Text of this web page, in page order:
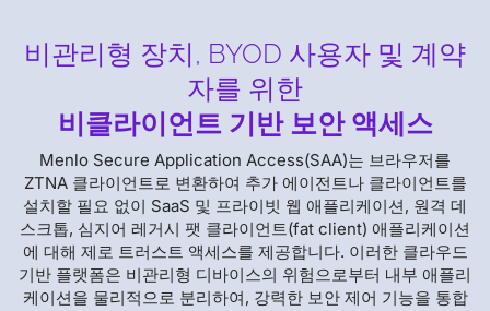
비관리형 장치, BYOD 사용자 및 계약
자를 위한
비클라이언트 기반 보안 액세스
Menlo Secure Application Access(SAA)는 브라우저를
ZTNA 클라이언트로 변환하여 추가 에이전트나 클라이언트를
설치할 필요 없이 SaaS 및 프라이빗 웹 애플리케이션, 원격 데
스크톱, 심지어 레거시 팻 클라이언트(fat client) 애플리케이션
에 대해 제로 트러스트 액세스를 제공합니다. 이러한 클라우드
기반 플랫폼은 비관리형 디바이스의 위험으로부터 내부 애플리
케이션을 물리적으로 분리하여, 강력한 보안 제어 기능을 통합